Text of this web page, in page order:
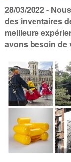
28/03/2022-
des inventaires
meilleure
avons besoin de